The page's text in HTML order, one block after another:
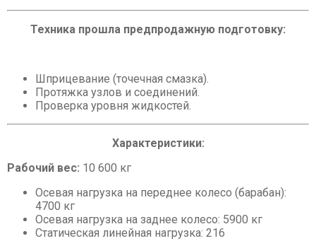
Техника прошла предпродажную подготовку:
Шприцевание (точечная смазка).
Протяжка узлов и соединений.
Проверка уровня жидкостей.
Характеристики:
Рабочий вес: 10 600 кг
Осевая нагрузка на переднее колесо (барабан):
4700 кг
Осевая нагрузка на заднее колесо: 5900 кг
Статическая линейная нагрузка: 216